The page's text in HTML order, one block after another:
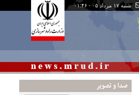
شنبه ۱۷ مرداد ۰۵ - ۰۱:۴۶
صدا و تصوير